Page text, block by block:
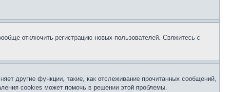
отключить регистрацию новых пользователей. Свяжитесь с
другие функции, такие, как отслеживание прочитанных сообщений,
cookies может помочь в решении этой проблемы.